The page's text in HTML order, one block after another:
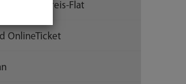
und Landkreis-Flat
OnlineTicket